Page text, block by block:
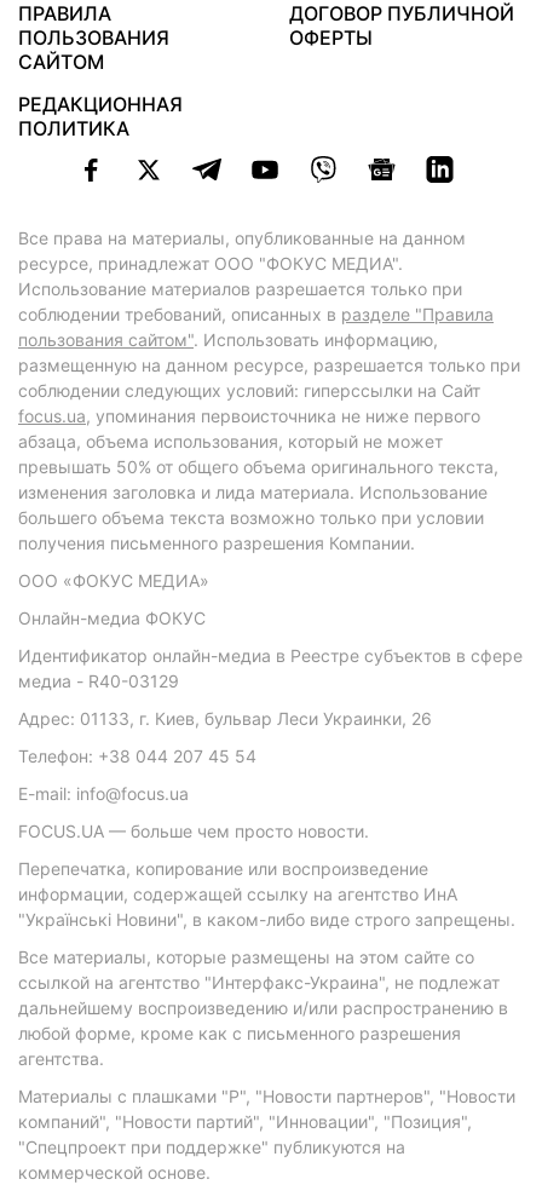
ПРАВИЛА
ПОЛЬЗОВАНИЯ
САЙТОМ
ДОГОВОР ПУБЛИЧНОЙ
ОФЕРТЫ
РЕДАКЦИОННАЯ
ПОЛИТИКА
Все права на материалы, опубликованные на данном
ресурсе, принадлежат ООО "ФОКУС МЕДИА".
Использование материалов разрешается только при
соблюдении требований, описанных в разделе "Правила
пользования сайтом". Использовать информацию,
размещенную на данном ресурсе, разрешается только при
соблюдении следующих условий: гиперссылки на Сайт
focus.ua, упоминания первоисточника не ниже первого
абзаца, объема использования, который не может
превышать 50% от общего объема оригинального текста,
изменения заголовка и лида материала. Использование
большего объема текста возможно только при условии
получения письменного разрешения Компании.
ООО «ФОКУС МЕДИА»
Онлайн-медиа ФОКУС
Идентификатор онлайн-медиа в Реестре субъектов в сфере
медиа - R40-03129
Адрес: 01133, г. Киев, бульвар Леси Украинки, 26
Телефон: +38 044 207 45 54
E-mail: info@focus.ua
FOCUS.UA — больше чем просто новости.
Перепечатка, копирование или воспроизведение
информации, содержащей ссылку на агентство ИнА
"Українські Новини", в каком-либо виде строго запрещены.
Все материалы, которые размещены на этом сайте со
ссылкой на агентство "Интерфакс-Украина", не подлежат
дальнейшему воспроизведению и/или распространению в
любой форме, кроме как с письменного разрешения
агентства.
Материалы с плашками "Р", "Новости партнеров", "Новости
компаний", "Новости партий", "Инновации", "Позиция",
"Спецпроект при поддержке" публикуются на
коммерческой основе.